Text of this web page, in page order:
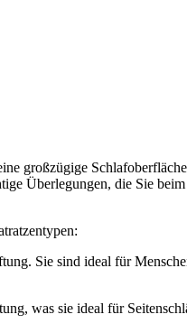
großzügige
Überlegungen, die Sie
Sie sind ideal für
was sie ideal für